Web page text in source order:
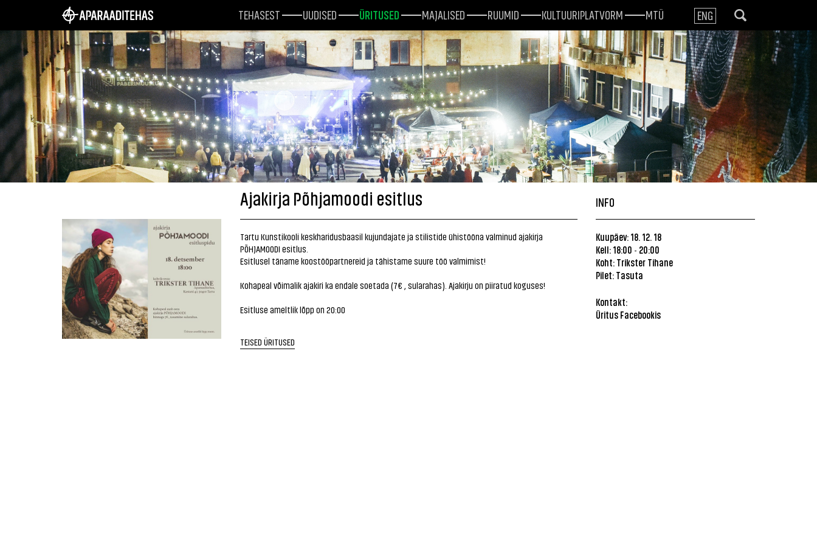
TEHASEST UUDISED ÜRITUSED MAJALISED RUUMID KULTUURIPLATVORM MTÜ ENG
Ajakirja Põhjamoodi esitlus
Tartu Kunstikooli keskharidusbaasil kujundajate ja stilistide ühistööna valminud ajakirja
PÕHJAMOODI esitlus.
Esitlusel täname koostööpartnereid ja tähistame suure töö valmimist!
Kohapeal võimalik ajakiri ka endale soetada (7€ , sularahas). Ajakirju on piiratud koguses!
Esitluse ameltlik lõpp on 20:00
TEISED ÜRITUSED
INFO
Kuupäev: 18. 12. 18
Kell: 18:00 - 20:00
Koht: Trikster Tihane
Pilet: Tasuta
Kontakt:
Üritus Facebookis